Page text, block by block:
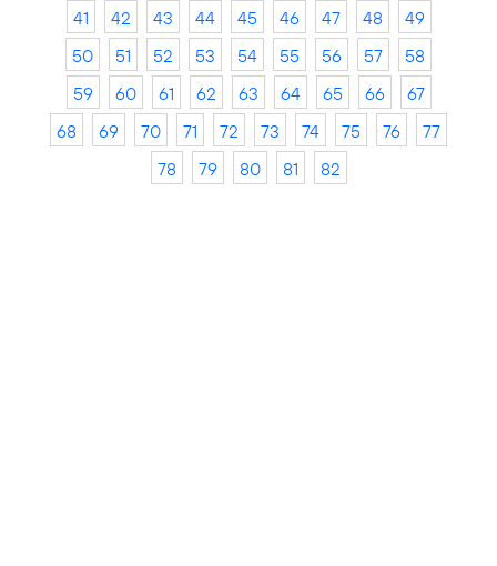
41
42 43 44 45 46 47 48
49
50
51 52 53 54 55 56 57
58
59
60 61 62 63 64 65 66
67
68
69 70 71 72 73 74 75 76
77
78
79 80 81 82